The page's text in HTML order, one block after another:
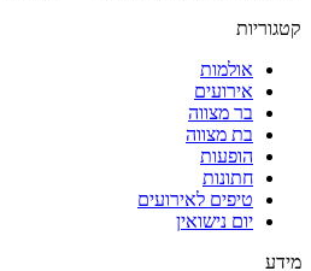
קטגוריות
אולמות
אירועים
בר מצווה
בת מצווה
הופעות
חתונות
טיפים לאירועים
יום נישואין
מידע